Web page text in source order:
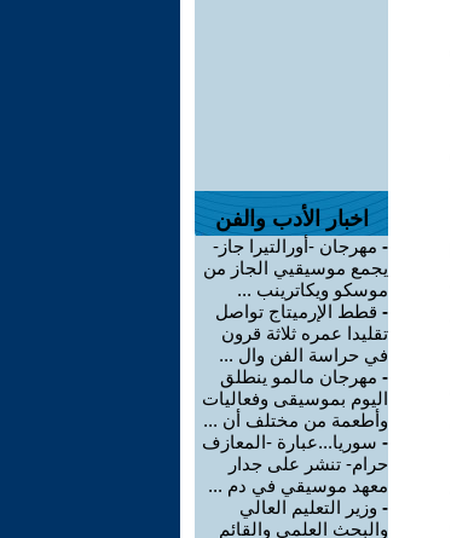
اخبار الأدب والفن
- مهرجان -أورالتيرا جاز-
يجمع موسيقيي الجاز من
موسكو ويكاترينب ...
- قطط الإرميتاج تواصل
تقليدا عمره ثلاثة قرون
في حراسة الفن وال ...
- مهرجان مالمو ينطلق
اليوم بموسيقى وفعاليات
وأطعمة من مختلف أن ...
- سوريا...عبارة -المعازف
حرام- تنشر على جدار
معهد موسيقي في دم ...
- وزير التعليم العالي
والبحث العلمي والقائم